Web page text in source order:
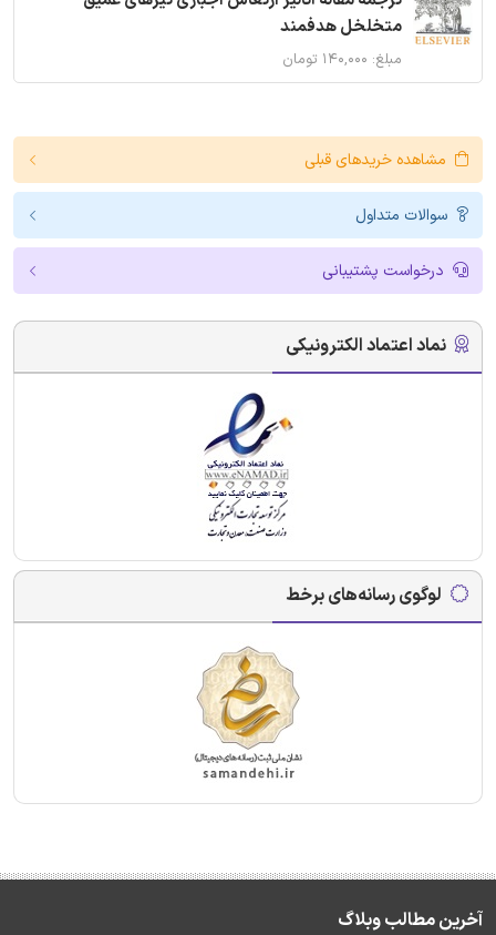
متخلخل هدفمند
مبلغ: ۱۴۰,۰۰۰ تومان
مشاهده خریدهای قبلی
سوالات متداول
درخواست پشتیبانی
نماد اعتماد الکترونیکی
لوگوی رسانه‌های برخط
آخرین مطالب وبلاگ